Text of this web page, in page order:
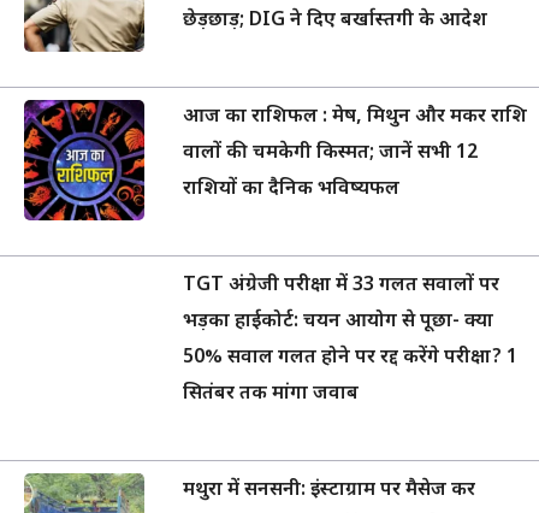
छेड़छाड़; DIG ने दिए बर्खास्तगी के आदेश
आज का राशिफल : मेष, मिथुन और मकर राशि
वालों की चमकेगी किस्मत; जानें सभी 12
राशियों का दैनिक भविष्यफल
TGT अंग्रेजी परीक्षा में 33 गलत सवालों पर
भड़का हाईकोर्ट: चयन आयोग से पूछा- क्या
50% सवाल गलत होने पर रद्द करेंगे परीक्षा? 1
सितंबर तक मांगा जवाब
मथुरा में सनसनी: इंस्टाग्राम पर मैसेज कर